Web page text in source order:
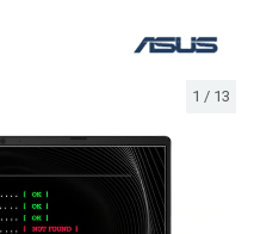
1 / 13